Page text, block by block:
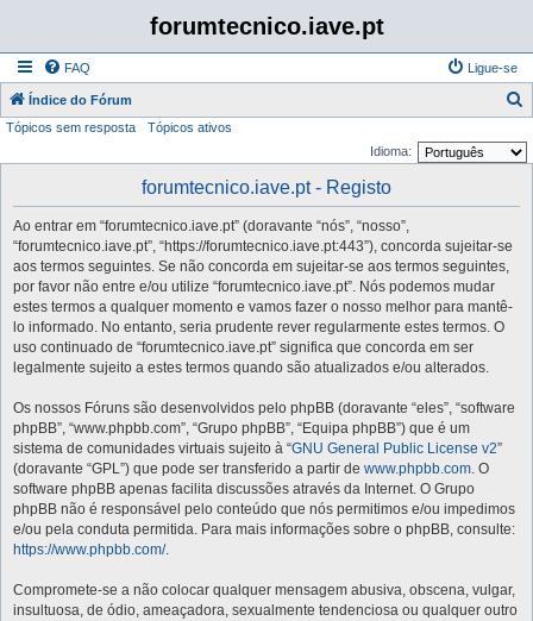
forumtecnico.iave.pt
FAQ Ligue-se
Índice do Fórum
Tópicos sem resposta
Tópicos ativos
Idioma:
forumtecnico.iave.pt - Registo
Ao entrar em “forumtecnico.iave.pt” (doravante “nós”, “nosso”,
“forumtecnico.iave.pt”, “https://forumtecnico.iave.pt:443”), concorda sujeitar-se
aos termos seguintes. Se não concorda em sujeitar-se aos termos seguintes,
por favor não entre e/ou utilize “forumtecnico.iave.pt”. Nós podemos mudar
estes termos a qualquer momento e vamos fazer o nosso melhor para mantê-
lo informado. No entanto, seria prudente rever regularmente estes termos. O
uso continuado de “forumtecnico.iave.pt” significa que concorda em ser
legalmente sujeito a estes termos quando são atualizados e/ou alterados.
Os nossos Fóruns são desenvolvidos pelo phpBB (doravante “eles”, “software
phpBB”, “www.phpbb.com”, “Grupo phpBB”, “Equipa phpBB”) que é um
sistema de comunidades virtuais sujeito à “GNU General Public License v2”
(doravante “GPL”) que pode ser transferido a partir de www.phpbb.com. O
software phpBB apenas facilita discussões através da Internet. O Grupo
phpBB não é responsável pelo conteúdo que nós permitimos e/ou impedimos
e/ou pela conduta permitida. Para mais informações sobre o phpBB, consulte:
https://www.phpbb.com/.
Compromete-se a não colocar qualquer mensagem abusiva, obscena, vulgar,
insultuosa, de ódio, ameaçadora, sexualmente tendenciosa ou qualquer outro